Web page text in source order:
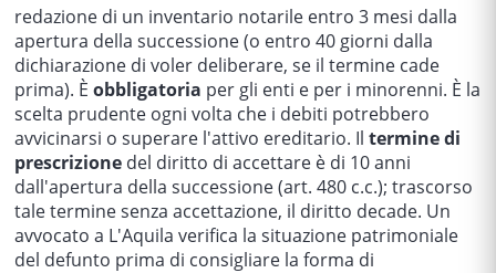
redazione di un inventario notarile entro 3 mesi dalla
apertura della successione (o entro 40 giorni dalla
dichiarazione di voler deliberare, se il termine cade
prima). È obbligatoria per gli enti e per i minorenni. È la
scelta prudente ogni volta che i debiti potrebbero
avvicinarsi o superare l'attivo ereditario. Il termine di
prescrizione del diritto di accettare è di 10 anni
dall'apertura della successione (art. 480 c.c.); trascorso
tale termine senza accettazione, il diritto decade. Un
avvocato a L'Aquila verifica la situazione patrimoniale
del defunto prima di consigliare la forma di